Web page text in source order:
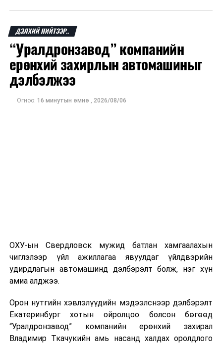
аудитын газрын
· Улсын Их
Хурлын гишүүн
шадар сайдад
2
Инновац, цахим
бодлогын
байнгын хороо
·Төрийн
үйлчилгээг цахим
хэлбэрээр
хууль хоорондын
давхардал,
хийдэл, зөрчлийг
11.00
ДЭЛХИЙ НИЙТЭЭР..
“Уралдронзавод” компанийн
ерөнхий захирлын автомашиныг
дэлбэлжээ
Огноо: 16 минутын өмнө , 2026/08/06
ОХУ-ын Свердловск мужид батлан хамгаалахын
чиглэлээр үйл ажиллагаа явуулдаг үйлдвэрийн
удирдлагын автомашинд дэлбэрэлт болж, нэг хүн
амиа алджээ.
Орон нутгийн хэвлэлүүдийн мэдээлснээр дэлбэрэлт
Екатеринбург хотын ойролцоо болсон бөгөөд
“Уралдронзавод” компанийн ерөнхий захирал
Владимир Ткачукийн амь насанд халдах оролдлого